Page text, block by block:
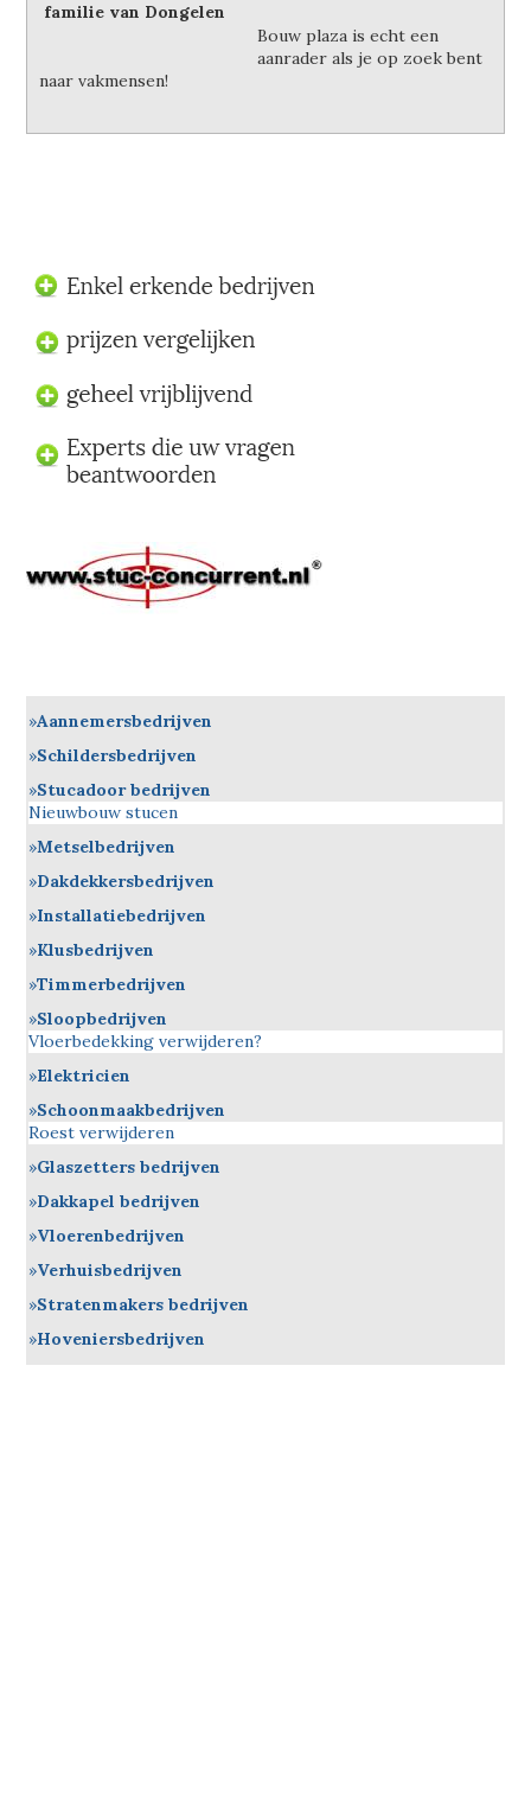
familie van Dongelen
Bouw plaza is echt een
aanrader als je op zoek bent
naar vakmensen!
Aannemersbedrijven
Schildersbedrijven
Stucadoor bedrijven
Nieuwbouw stucen
Metselbedrijven
Dakdekkersbedrijven
Installatiebedrijven
Klusbedrijven
Timmerbedrijven
Sloopbedrijven
Vloerbedekking verwijderen?
Elektricien
Schoonmaakbedrijven
Roest verwijderen
Glaszetters bedrijven
Dakkapel bedrijven
Vloerenbedrijven
Verhuisbedrijven
Stratenmakers bedrijven
Hoveniersbedrijven